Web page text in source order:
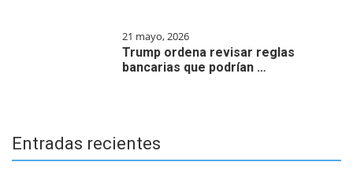
21 mayo, 2026
Trump ordena revisar reglas
bancarias que podrían …
Entradas recientes